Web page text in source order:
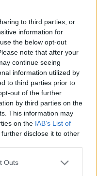
to third parties, or
information for
the below opt-out
note that after your
continue seeing
information utilized by
to third parties prior to
out of the further
by third parties on the
This information may
on the IAB’s List of
disclose it to other
Outs
0,2% στη δύναμη
ελληνικού εμπορικού
τον Ιανουάριο
03/2024 - 12:58